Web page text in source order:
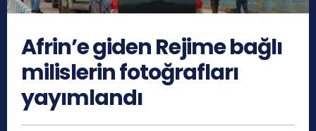
Afrin’e giden Rejime bağlı
milislerin fotoğrafları
yayımlandı